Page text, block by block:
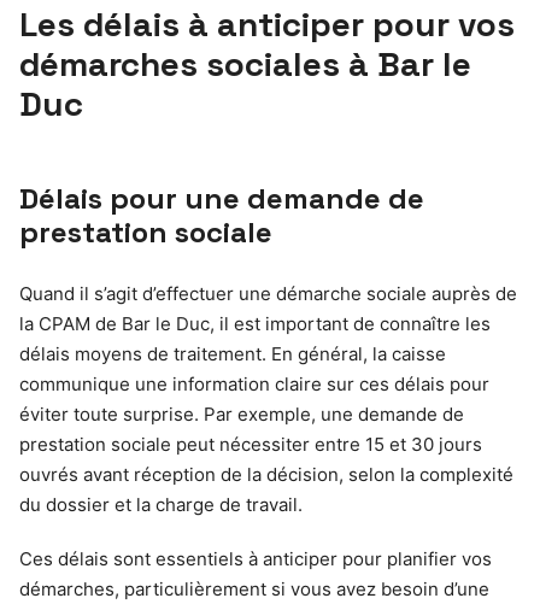
Les délais à anticiper pour vos
démarches sociales à Bar le
Duc
Délais pour une demande de
prestation sociale
Quand il s’agit d’effectuer une démarche sociale auprès de
la CPAM de Bar le Duc, il est important de connaître les
délais moyens de traitement. En général, la caisse
communique une information claire sur ces délais pour
éviter toute surprise. Par exemple, une demande de
prestation sociale peut nécessiter entre 15 et 30 jours
ouvrés avant réception de la décision, selon la complexité
du dossier et la charge de travail.
Ces délais sont essentiels à anticiper pour planifier vos
démarches, particulièrement si vous avez besoin d’une